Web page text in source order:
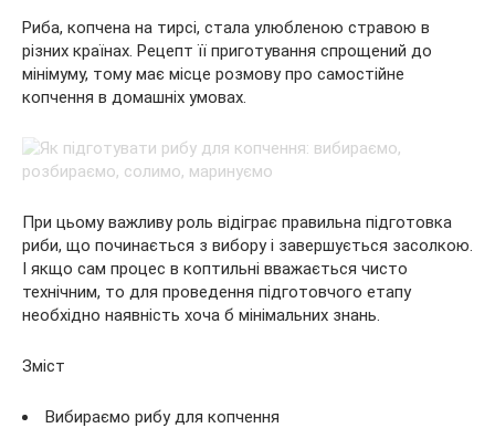
Риба, копчена на тирсі, стала улюбленою стравою в
різних країнах. Рецепт її приготування спрощений до
мінімуму, тому має місце розмову про самостійне
копчення в домашніх умовах.
При цьому важливу роль відіграє правильна підготовка
риби, що починається з вибору і завершується засолкою.
І якщо сам процес в коптильні вважається чисто
технічним, то для проведення підготовчого етапу
необхідно наявність хоча б мінімальних знань.
Зміст
Вибираємо рибу для копчення